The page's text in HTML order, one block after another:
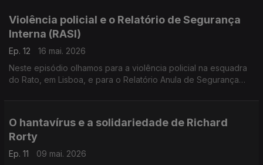
Violência policial e o Relatório de Segurança
Interna (RASI)
Ep. 12
16 mai. 2026
Neste episódio olhamos para a violência policial na esquadra
do Rato, em Lisboa, e para o Relatório Anula de Segurança
O hantavírus e a solidariedade de Richard
Rorty
Ep. 11
09 mai. 2026